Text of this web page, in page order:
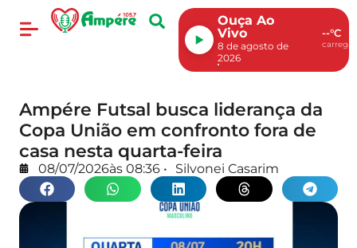
Ouça Ao
Vivo
8 de agosto de
2026
--°C
Ampére Futsal busca liderança da
Copa União em confronto fora de
casa nesta quarta-feira
08/07/2026às 08:36 • Silvonei Casarim